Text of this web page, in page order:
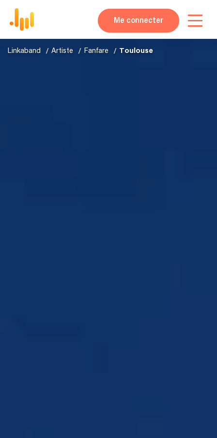
Me connecter
Linkaband Artiste Fanfare Toulouse